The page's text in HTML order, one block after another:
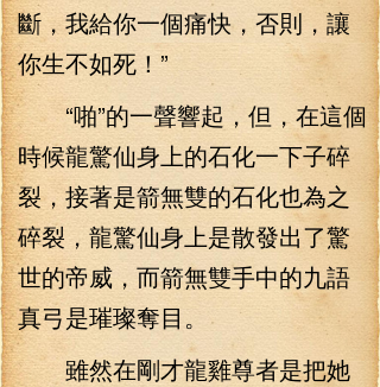
斷，我給你一個痛快，否則，讓
你生不如死！”
“啪”的一聲響起，但，在這個
時候龍驚仙身上的石化一下子碎
裂，接著是箭無雙的石化也為之
碎裂，龍驚仙身上是散發出了驚
世的帝威，而箭無雙手中的九語
真弓是璀璨奪目。
雖然在剛才龍雞尊者是把她